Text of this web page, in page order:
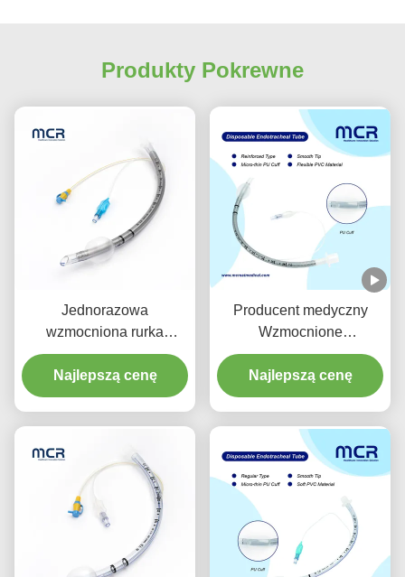
Produkty Pokrewne
Jednorazowa
wzmocniona rurka
endotrachealna z
odciągaczem do
zapobiegania VAP
Najlepszą cenę
Producent medyczny
Wzmocnione
jednorazowe rurki
endotrachealne bez
DEHP
Najlepszą cenę